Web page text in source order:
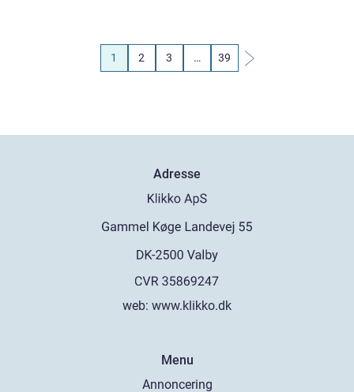
1 2 3 … 39
Adresse
web: www.klikko.dk
Menu
Annoncering